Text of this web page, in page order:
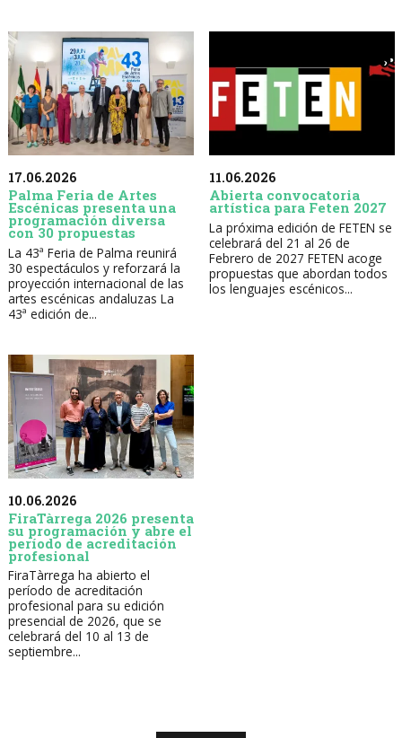
17.06.2026
Palma Feria de Artes
Escénicas presenta una
programación diversa
con 30 propuestas
La 43ª Feria de Palma reunirá
30 espectáculos y reforzará la
proyección internacional de las
artes escénicas andaluzas La
43ª edición de...
11.06.2026
Abierta convocatoria
artística para Feten 2027
La próxima edición de FETEN se
celebrará del 21 al 26 de
Febrero de 2027 FETEN acoge
propuestas que abordan todos
los lenguajes escénicos...
10.06.2026
FiraTàrrega 2026 presenta
su programación y abre el
período de acreditación
profesional
FiraTàrrega ha abierto el
período de acreditación
profesional para su edición
presencial de 2026, que se
celebrará del 10 al 13 de
septiembre...